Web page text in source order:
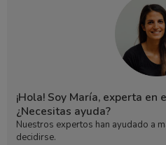
¡Hola! Soy María, experta
¿Necesitas ayuda?
Nuestros expertos han ayudado a
decidirse.